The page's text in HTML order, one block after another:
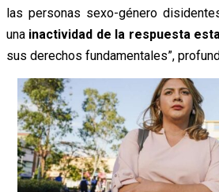
las personas sexo-género
unainactividad de la respuesta
sus derechos fundamentales”,